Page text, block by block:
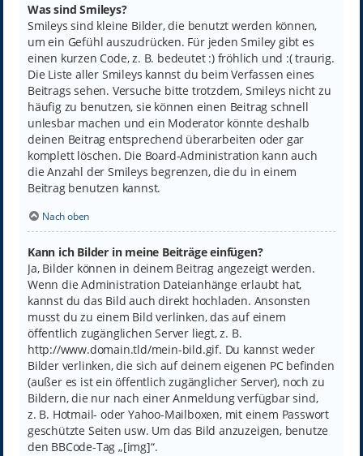
Was sind Smileys?
Smileys sind kleine Bilder, die benutzt werden können,
um ein Gefühl auszudrücken. Für jeden Smiley gibt es
einen kurzen Code, z. B. bedeutet :) fröhlich und :( traurig.
Die Liste aller Smileys kannst du beim Verfassen eines
Beitrags sehen. Versuche bitte trotzdem, Smileys nicht zu
häufig zu benutzen, sie können einen Beitrag schnell
unlesbar machen und ein Moderator könnte deshalb
deinen Beitrag entsprechend überarbeiten oder gar
komplett löschen. Die Board-Administration kann auch
die Anzahl der Smileys begrenzen, die du in einem
Beitrag benutzen kannst.
Nach oben
Kann ich Bilder in meine Beiträge einfügen?
Ja, Bilder können in deinem Beitrag angezeigt werden.
Wenn die Administration Dateianhänge erlaubt hat,
kannst du das Bild auch direkt hochladen. Ansonsten
musst du zu einem Bild verlinken, das auf einem
öffentlich zugänglichen Server liegt, z. B.
http://www.domain.tld/mein-bild.gif. Du kannst weder
Bilder verlinken, die sich auf deinem eigenen PC befinden
(außer es ist ein öffentlich zugänglicher Server), noch zu
Bildern, die nur nach einer Anmeldung verfügbar sind,
z. B. Hotmail- oder Yahoo-Mailboxen, mit einem Passwort
geschützte Seiten usw. Um das Bild anzuzeigen, benutze
den BBCode-Tag „[img]“.